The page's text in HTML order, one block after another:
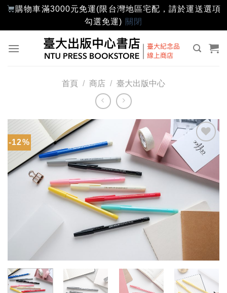
購物車滿3000元免運(限台灣地區宅配，請於運送選項
勾選免運) 關閉
首頁 / 商店 / 臺大出版中心
-12%
加入
「願
望輕
單」